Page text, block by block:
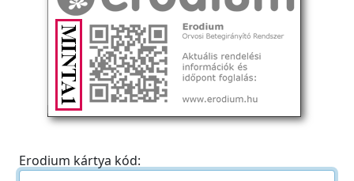
Erodium kártya kód: